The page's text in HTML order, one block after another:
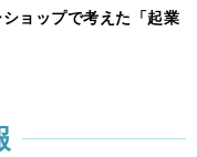
ョップで考えた「起業